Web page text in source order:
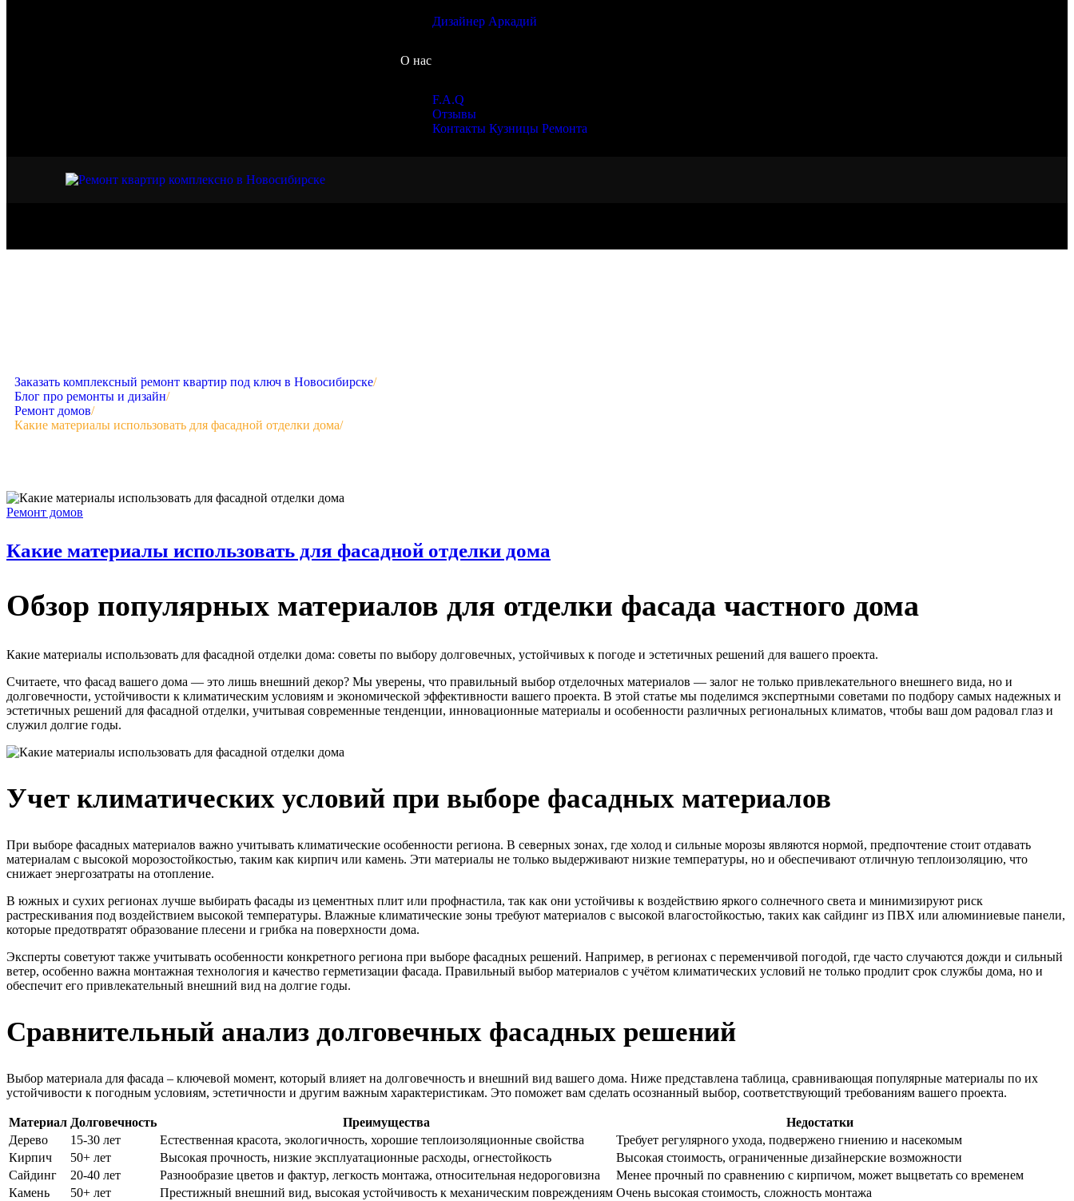
Дизайнер Аркадий
О нас
F.A.Q
Отзывы
Контакты Кузницы Ремонта
Заказать комплексный ремонт квартир под ключ в Новосибирске/
Блог про ремонты и дизайн/
Ремонт домов/
Какие материалы использовать для фасадной отделки дома/
Ремонт домов
Какие материалы использовать для фасадной отделки дома
Обзор популярных материалов для отделки фасада частного дома
Какие материалы использовать для фасадной отделки дома: советы по выбору долговечных, устойчивых к погоде и эстетичных решений для вашего проекта.
Считаете, что фасад вашего дома — это лишь внешний декор? Мы уверены, что правильный выбор отделочных материалов — залог не только привлекательного внешнего вида, но и
долговечности, устойчивости к климатическим условиям и экономической эффективности вашего проекта. В этой статье мы поделимся экспертными советами по подбору самых надежных и
эстетичных решений для фасадной отделки, учитывая современные тенденции, инновационные материалы и особенности различных региональных климатов, чтобы ваш дом радовал глаз и
служил долгие годы.
Учет климатических условий при выборе фасадных материалов
При выборе фасадных материалов важно учитывать климатические особенности региона. В северных зонах, где холод и сильные морозы являются нормой, предпочтение стоит отдавать
материалам с высокой морозостойкостью, таким как кирпич или камень. Эти материалы не только выдерживают низкие температуры, но и обеспечивают отличную теплоизоляцию, что
снижает энергозатраты на отопление.
В южных и сухих регионах лучше выбирать фасады из цементных плит или профнастила, так как они устойчивы к воздействию яркого солнечного света и минимизируют риск
растрескивания под воздействием высокой температуры. Влажные климатические зоны требуют материалов с высокой влагостойкостью, таких как сайдинг из ПВХ или алюминиевые панели,
которые предотвратят образование плесени и грибка на поверхности дома.
Эксперты советуют также учитывать особенности конкретного региона при выборе фасадных решений. Например, в регионах с переменчивой погодой, где часто случаются дожди и сильный
ветер, особенно важна монтажная технология и качество герметизации фасада. Правильный выбор материалов с учётом климатических условий не только продлит срок службы дома, но и
обеспечит его привлекательный внешний вид на долгие годы.
Сравнительный анализ долговечных фасадных решений
Выбор материала для фасада – ключевой момент, который влияет на долговечность и внешний вид вашего дома. Ниже представлена таблица, сравнивающая популярные материалы по их
устойчивости к погодным условиям, эстетичности и другим важным характеристикам. Это поможет вам сделать осознанный выбор, соответствующий требованиям вашего проекта.
Материал Долговечность Преимущества
Недостатки
Дерево
15-30 лет Естественная красота, экологичность, хорошие теплоизоляционные свойства
Требует регулярного ухода, подвержено гниению и насекомым
Кирпич
50+ лет Высокая прочность, низкие эксплуатационные расходы, огнестойкость
Высокая стоимость, ограниченные дизайнерские возможности
Сайдинг
20-40 лет Разнообразие цветов и фактур, легкость монтажа, относительная недороговизна
Менее прочный по сравнению с кирпичом, может выцветать со временем
Камень
50+ лет Престижный внешний вид, высокая устойчивость к механическим повреждениям Очень высокая стоимость, сложность монтажа